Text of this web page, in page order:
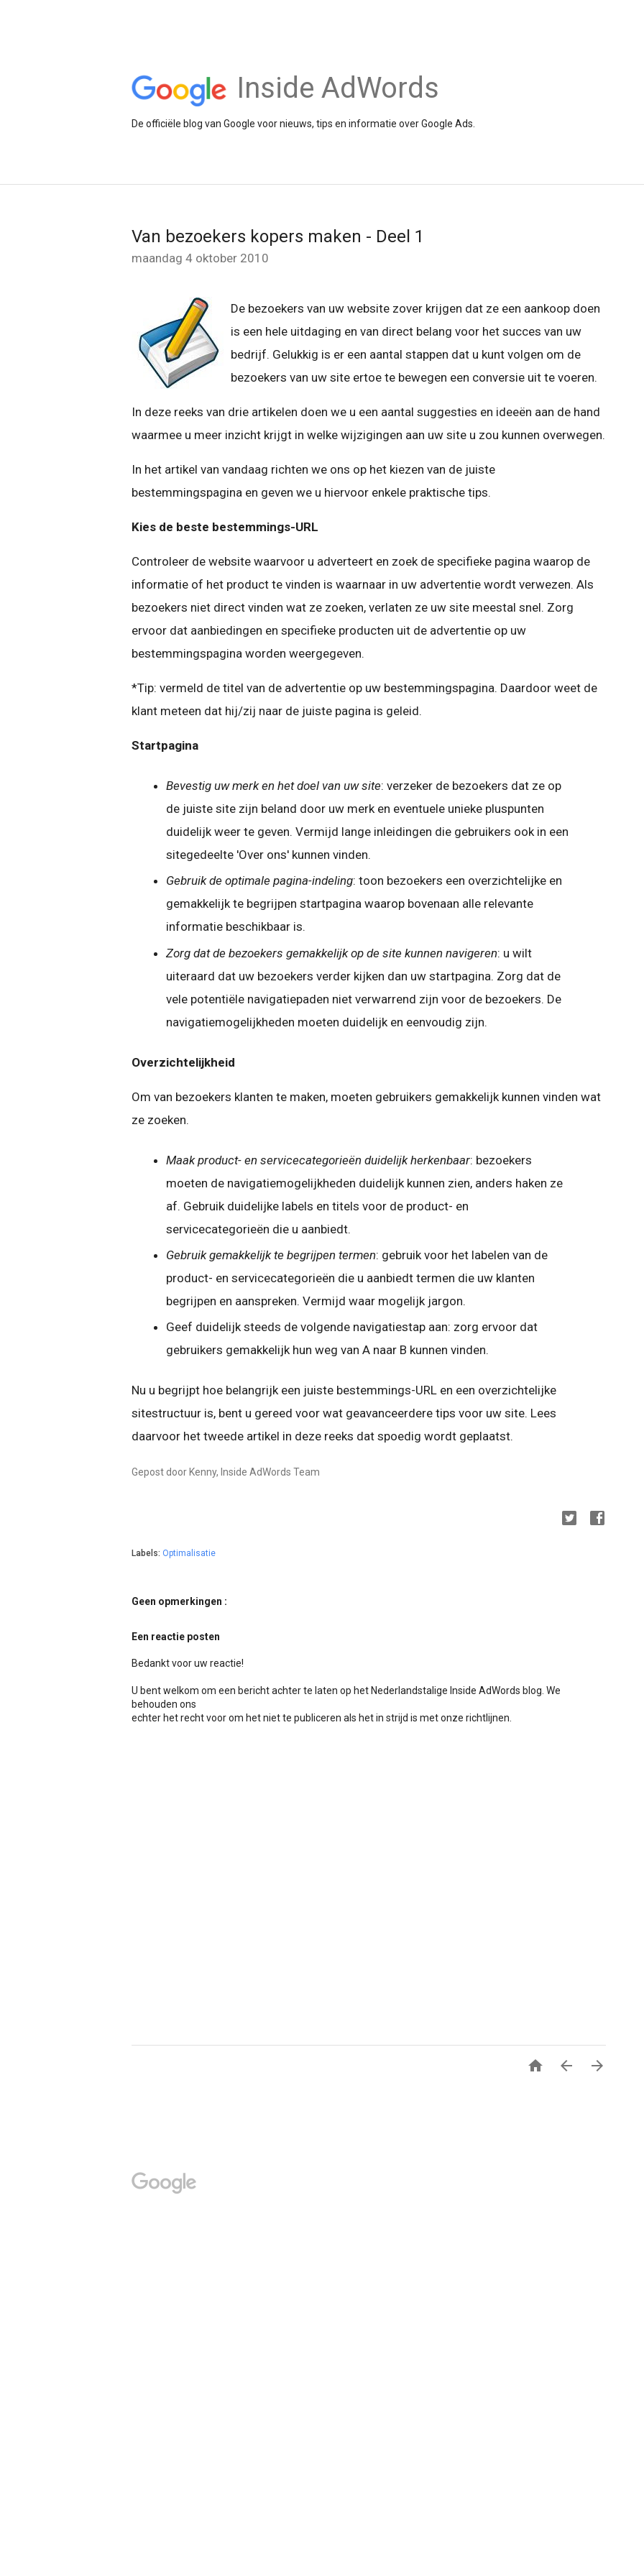
Inside AdWords
De officiële blog van Google voor nieuws, tips en informatie over Google Ads.
Van bezoekers kopers maken - Deel 1
maandag 4 oktober 2010
De bezoekers van uw website zover krijgen dat ze een aankoop doen
is een hele uitdaging en van direct belang voor het succes van uw
bedrijf. Gelukkig is er een aantal stappen dat u kunt volgen om de
bezoekers van uw site ertoe te bewegen een conversie uit te voeren.
In deze reeks van drie artikelen doen we u een aantal suggesties en ideeën aan de hand
waarmee u meer inzicht krijgt in welke wijzigingen aan uw site u zou kunnen overwegen.
In het artikel van vandaag richten we ons op het kiezen van de juiste
bestemmingspagina en geven we u hiervoor enkele praktische tips.
Kies de beste bestemmings-URL
Controleer de website waarvoor u adverteert en zoek de specifieke pagina waarop de
informatie of het product te vinden is waarnaar in uw advertentie wordt verwezen. Als
bezoekers niet direct vinden wat ze zoeken, verlaten ze uw site meestal snel. Zorg
ervoor dat aanbiedingen en specifieke producten uit de advertentie op uw
bestemmingspagina worden weergegeven.
*Tip: vermeld de titel van de advertentie op uw bestemmingspagina. Daardoor weet de
klant meteen dat hij/zij naar de juiste pagina is geleid.
Startpagina
Bevestig uw merk en het doel van uw site: verzeker de bezoekers dat ze op
de juiste site zijn beland door uw merk en eventuele unieke pluspunten
duidelijk weer te geven. Vermijd lange inleidingen die gebruikers ook in een
sitegedeelte 'Over ons' kunnen vinden.
Gebruik de optimale pagina-indeling: toon bezoekers een overzichtelijke en
gemakkelijk te begrijpen startpagina waarop bovenaan alle relevante
informatie beschikbaar is.
Zorg dat de bezoekers gemakkelijk op de site kunnen navigeren: u wilt
uiteraard dat uw bezoekers verder kijken dan uw startpagina. Zorg dat de
vele potentiële navigatiepaden niet verwarrend zijn voor de bezoekers. De
navigatiemogelijkheden moeten duidelijk en eenvoudig zijn.
Overzichtelijkheid
Om van bezoekers klanten te maken, moeten gebruikers gemakkelijk kunnen vinden wat
ze zoeken.
Maak product- en servicecategorieën duidelijk herkenbaar: bezoekers
moeten de navigatiemogelijkheden duidelijk kunnen zien, anders haken ze
af. Gebruik duidelijke labels en titels voor de product- en
servicecategorieën die u aanbiedt.
Gebruik gemakkelijk te begrijpen termen: gebruik voor het labelen van de
product- en servicecategorieën die u aanbiedt termen die uw klanten
begrijpen en aanspreken. Vermijd waar mogelijk jargon.
Geef duidelijk steeds de volgende navigatiestap aan: zorg ervoor dat
gebruikers gemakkelijk hun weg van A naar B kunnen vinden.
Nu u begrijpt hoe belangrijk een juiste bestemmings-URL en een overzichtelijke
sitestructuur is, bent u gereed voor wat geavanceerdere tips voor uw site. Lees
daarvoor het tweede artikel in deze reeks dat spoedig wordt geplaatst.
Gepost door Kenny, Inside AdWords Team
Labels: Optimalisatie
Geen opmerkingen :
Een reactie posten
Bedankt voor uw reactie!
U bent welkom om een bericht achter te laten op het Nederlandstalige Inside AdWords blog. We
behouden ons
echter het recht voor om het niet te publiceren als het in strijd is met onze richtlijnen.
  